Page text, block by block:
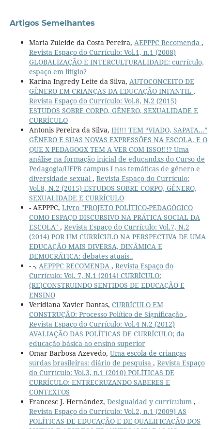
Artigos Semelhantes
Maria Zuleide da Costa Pereira, AEPPPC Recomenda ,
Revista Espaço do Currículo: Vol.1, n.1 (2008)
GLOBALIZAÇÃO E INTERCULTURALIDADE: currículo,
espaço em litígio?
Karina Ingredy Leite da Silva, AUTOCONCEITO DE
GÊNERO EM CRIANÇAS DA EDUCAÇÃO INFANTIL ,
Revista Espaço do Currículo: Vol.8, N.2 (2015)
ESTUDOS SOBRE CORPO, GÊNERO, SEXUALIDADE E
CURRÍCULO
Antonis Pereira da Silva, IH!!! TEM “VIADO, SAPATA...”
GÊNERO E SUAS NOVAS EXPRESSÕES NA ESCOLA. E O
QUE X PEDAGOGX TEM A VER COM ISSO!!!? Uma
análise na formação inicial de educandxs do Curso de
Pedagogia/UFPB campus I nas temáticas de gênero e
diversidade sexual , Revista Espaço do Currículo:
Vol.8, N.2 (2015) ESTUDOS SOBRE CORPO, GÊNERO,
SEXUALIDADE E CURRÍCULO
- AEPPPC, Livro "PROJETO POLÍTICO-PEDAGÓGICO
COMO ESPAÇO DISCURSIVO NA PRÁTICA SOCIAL DA
ESCOLA" , Revista Espaço do Currículo: Vol.7, N.2
(2014) POR UM CURRÍCULO NA PERSPECTIVA DE UMA
EDUCAÇÃO MAIS DIVERSA, DINÂMICA E
DEMOCRÁTICA: debates atuais..
- -, AEPPPC RECOMENDA , Revista Espaço do
Currículo: Vol. 7, N.1 (2014) CURRÍCULO:
(RE)CONSTRUINDO SENTIDOS DE EDUCAÇÃO E
ENSINO
Veridiana Xavier Dantas, CURRÍCULO EM
CONSTRUÇÃO: Processo Político de Significação ,
Revista Espaço do Currículo: Vol.4 N.2 (2012)
AVALIAÇÃO DAS POLÍTICAS DE CURRÍCULO; da
educação básica ao ensino superior
Omar Barbosa Azevedo, Uma escola de crianças
surdas brasileiras: diário de pesquisa , Revista Espaço
do Currículo: Vol.3, n.1 (2010) POLÍTICAS DE
CURRÍCULO: ENTRECRUZANDO SABERES E
CONTEXTOS
Francesc J. Hernández, Desigualdad y currículum ,
Revista Espaço do Currículo: Vol.2, n.1 (2009) AS
POLÍTICAS DE EDUCAÇÃO E DE QUALIFICAÇÃO DOS